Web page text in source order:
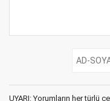
UYARI: Yorumların her türlü